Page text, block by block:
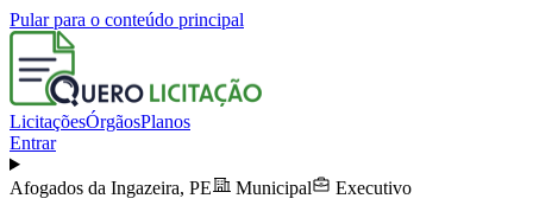
Pular para o conteúdo principal
LicitaçõesÓrgãosPlanos
Entrar
Afogados da Ingazeira, PE Municipal Executivo